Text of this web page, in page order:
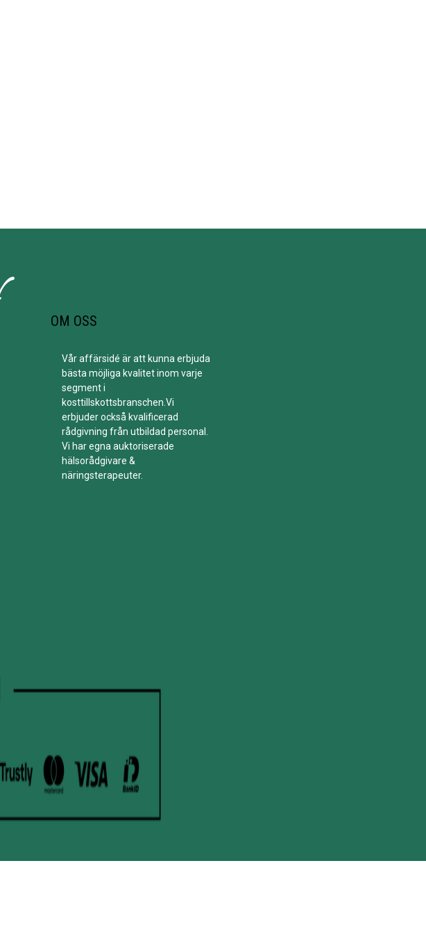
OM OSS
Vår affärsidé är att kunna erbjuda
bästa möjliga kvalitet inom varje
segment i
kosttillskottsbranschen.Vi
erbjuder också kvalificerad
rådgivning från utbildad personal.
Vi har egna auktoriserade
hälsorådgivare &
näringsterapeuter.